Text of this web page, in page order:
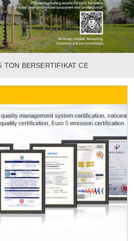
TON BERSERTIFIKAT CE